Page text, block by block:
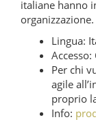
italiane hanno
organizzazione.
Lingua:
Per chi
agile
proprio
Info: